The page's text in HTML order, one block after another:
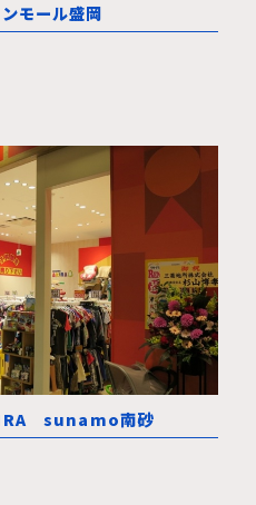
モール盛岡
sunamo南砂